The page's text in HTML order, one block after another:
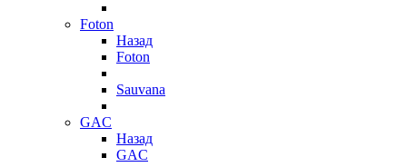
Foton
Назад
Foton
Sauvana
GAC
Назад
GAC